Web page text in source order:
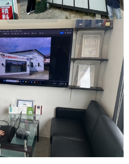
アパート・マンション修繕